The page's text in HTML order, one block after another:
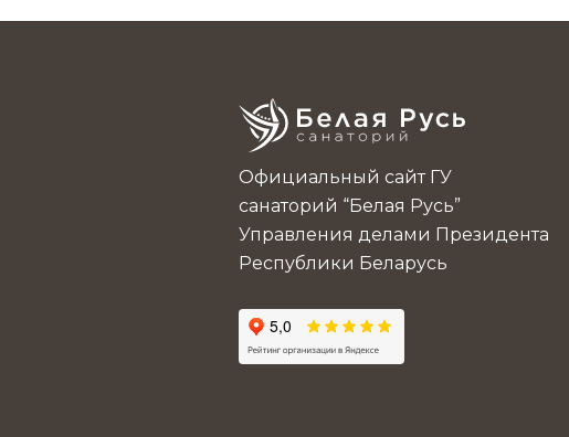
Официальный сайт ГУ
санаторий “Белая Русь”
Управления делами Президента
Республики Беларусь